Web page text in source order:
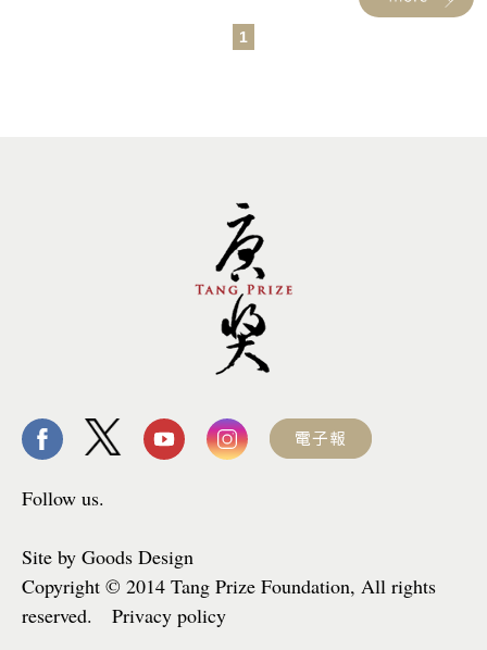
1
Follow us.
Site by Goods Design
Copyright © 2014 Tang Prize Foundation, All rights
reserved. Privacy policy